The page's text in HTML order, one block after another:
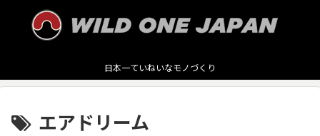
日本一ていねいなモノづくり
エアドリーム